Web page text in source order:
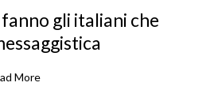
gli italiani che
More